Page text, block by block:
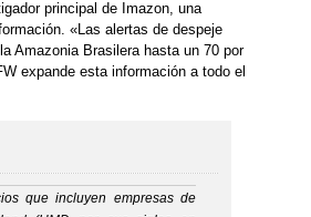
principal de Imazon, una
«Las alertas de despeje
Amazonia Brasilera hasta un 70 por
expande esta información a todo el
que incluyen empresas de